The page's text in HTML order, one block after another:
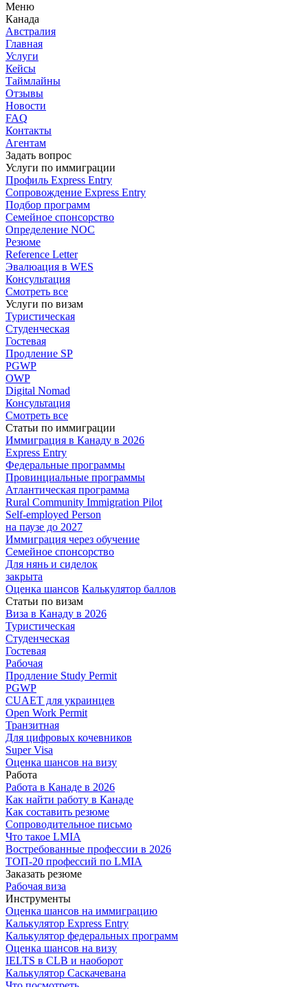
Меню
Канада
Австралия
Главная
Услуги
Кейсы
Таймлайны
Отзывы
Новости
FAQ
Контакты
Агентам
Задать вопрос
Услуги по иммиграции
Профиль Express Entry
Сопровождение Express Entry
Подбор программ
Семейное спонсорство
Определение NOC
Резюме
Reference Letter
Эвалюация в WES
Консультация
Смотреть все
Услуги по визам
Туристическая
Студенческая
Гостевая
Продление SP
PGWP
OWP
Digital Nomad
Консультация
Смотреть все
Статьи по иммиграции
Иммиграция в Канаду в 2026
Express Entry
Федеральные программы
Провинциальные программы
Атлантическая программа
Rural Community Immigration Pilot
Self-employed Person
на паузе до 2027
Иммиграция через обучение
Семейное спонсорство
Для нянь и сиделок
закрыта
Оценка шансов Калькулятор баллов
Статьи по визам
Виза в Канаду в 2026
Туристическая
Студенческая
Гостевая
Рабочая
Продление Study Permit
PGWP
CUAET для украинцев
Open Work Permit
Транзитная
Для цифровых кочевников
Super Visa
Оценка шансов на визу
Работа
Работа в Канаде в 2026
Как найти работу в Канаде
Как составить резюме
Сопроводительное письмо
Что такое LMIA
Востребованные профессии в 2026
ТОП-20 профессий по LMIA
Заказать резюме
Рабочая виза
Инструменты
Оценка шансов на иммиграцию
Калькулятор Express Entry
Калькулятор федеральных программ
Оценка шансов на визу
IELTS в CLB и наоборот
Калькулятор Саскачевана